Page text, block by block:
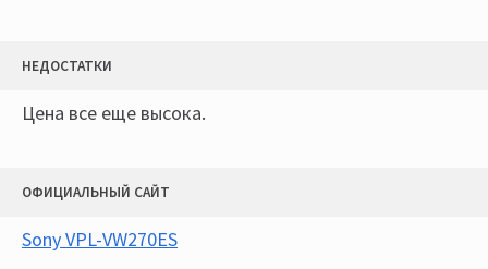
НЕДОСТАТКИ
Цена все еще высока.
ОФИЦИАЛЬНЫЙ САЙТ
Sony VPL-VW270ES